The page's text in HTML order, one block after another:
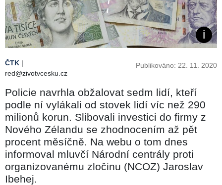
ČTK |
red@zivotvcesku.cz
Publikováno: 22. 11. 2020
Policie navrhla obžalovat sedm lidí, kteří
podle ní vylákali od stovek lidí víc než 290
milionů korun. Slibovali investici do firmy z
Nového Zélandu se zhodnocením až pět
procent měsíčně. Na webu o tom dnes
informoval mluvčí Národní centrály proti
organizovanému zločinu (NCOZ) Jaroslav
Ibehej.